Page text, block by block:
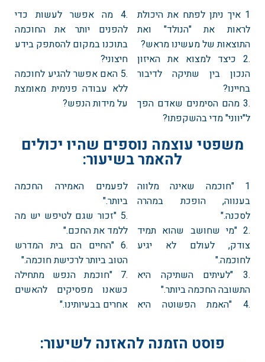
1 איך ניתן לפתח את היכולת
לראות את "הנולד" ואת
התוצאות של מעשינו מראש?
.2 כיצד למצוא את האיזון
הנכון בין שתיקה לדיבור
בחיינו?
.3 מהם הסימנים שאדם הפך
ל"יווני" מדי בהשקפתו?
.4 מה אפשר לעשות כדי
להפנים יותר את החוכמה
בתוכנו במקום להסתפק בידע
חיצוני?
.5 האם אפשר להגיע לחוכמה
ללא עבודה פנימית מאומצת
על מידות הנפש?
משפטי עוצמה נוספים שהיו יכולים
להאמר בשיעור:
1 "חוכמה שאינה מלווה
בענווה, הופכת במהרה
לסכנה."
.2 "מי שחושב שהוא תמיד
צודק, לעולם לא יגיע
לחוכמה."
.3 "לעיתים השתיקה היא
התשובה החכמה ביותר."
.4 "האמת הפשוטה היא
לפעמים האמירה החכמה
ביותר."
.5 "זכור שגם לטיפש יש מה
ללמד את החכם."
.6 "החיים הם בית המדרש
הטוב ביותר לרכישת חוכמה."
.7 "חוכמת הנפש מתחילה
כשאנו מפסיקים להאשים
אחרים בבעיותינו."
פוסט הזמנה להאזנה לשיעור: